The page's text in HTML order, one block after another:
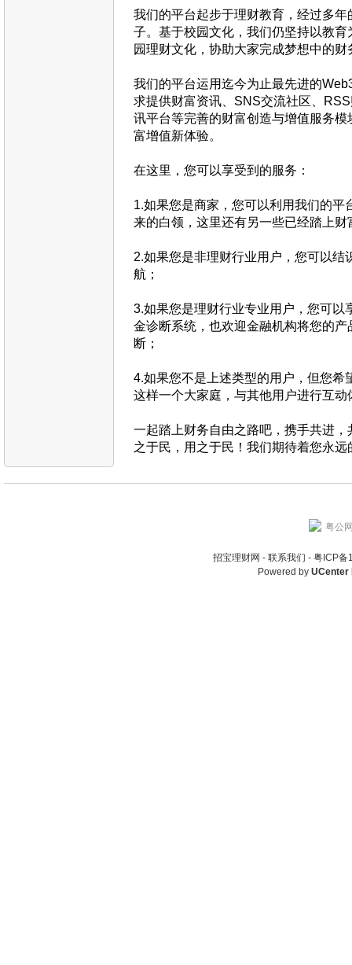
我们的平台起步于理财教育，经过多
子。基于校园文化，我们仍坚持以教
园理财文化，协助大家完成梦想中的财
我们的平台运用迄今为止最先进的
求提供财富资讯、SNS交流社区、
讯平台等完善的财富创造与增值服务
富增值新体验。
在这里，您可以享受到的服务：
1.如果您是商家，您可以利用我们的
来的白领，这里还有另一些已经踏上
2.如果您是非理财行业用户，您可以
航；
3.如果您是理财行业专业用户，您可
金诊断系统，也欢迎金融机构将您的
断；
4.如果您不是上述类型的用户，但您
这样一个大家庭，与其他用户进行互动
一起踏上财务自由之路吧，携手共进
之于民，用之于民！我们期待着您永远
粤公
招宝理财网 - 联系我们 - 粤ICP备
Powered by UCenter